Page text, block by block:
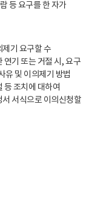
등 요구를 한 자가
기 요구할 수
연기 또는 거절 시, 요구
유 및 이의제기 방법
등 조치에 대하여
서식으로 이의신청할